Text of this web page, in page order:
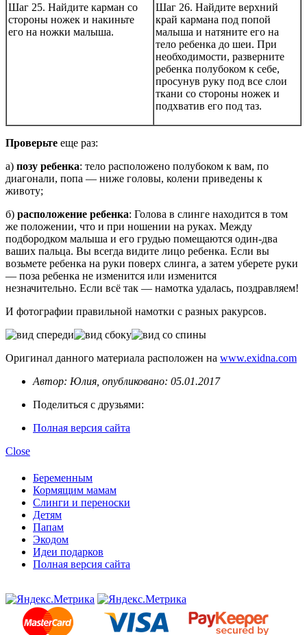
Шаг 25. Найдите карман со
стороны ножек и накиньте
его на ножки малыша.
Шаг 26. Найдите верхний
край кармана под попой
малыша и натяните его на
тело ребенка до шеи. При
необходимости, разверните
ребенка полубоком к себе,
просунув руку под все слои
ткани со стороны ножек и
подхватив его под таз.
Проверьте еще раз:
а) позу ребенка: тело расположено полубоком к вам, по
диагонали, попа — ниже головы, колени приведены к
животу;
б) расположение ребенка: Голова в слинге находится в том
же положении, что и при ношении на руках. Между
подбородком малыша и его грудью помещаются один-два
ваших пальца. Вы всегда видите лицо ребенка. Если вы
возьмете ребенка на руки поверх слинга, а затем уберете руки
— поза ребенка не изменится или изменится
незначительно. Если всё так — намотка удалась, поздравляем!
И фотографии правильной намотки с разных ракурсов.
Оригинал данного материала расположен на www.exidna.com
Автор: Юлия, опубликовано: 05.01.2017
Поделиться с друзьями:
Полная версия сайта
Close
Беременным
Кормящим мамам
Слинги и переноски
Детям
Папам
Экодом
Идеи подарков
Полная версия сайта